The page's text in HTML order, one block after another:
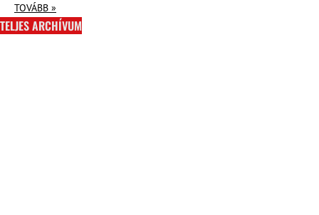
TOVÁBB »
TELJES ARCHÍVUM